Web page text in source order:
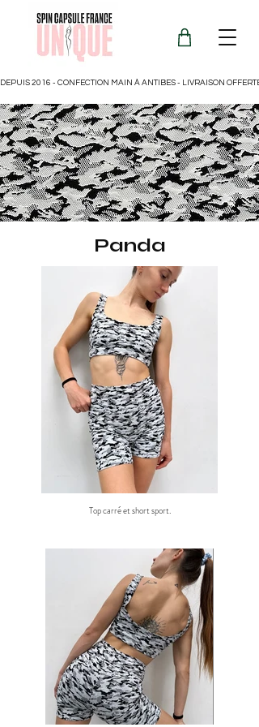
DEPUIS 2016 - CONFECTION MAIN À ANTIBES - LIVRAISON
Panda
Top carré et short sport.